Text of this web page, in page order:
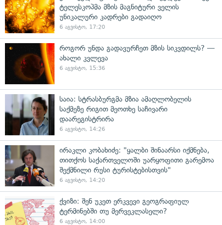
ტელესკოპმა მზის მაგნიტური ველის
უნიკალური კადრები გადაიღო
6 აგვისტო, 17:20
როგორ უნდა გადავურჩეთ მზის სიკვდილს? —
ახალი კვლევა
6 აგვისტო, 15:36
საია: სტრასბურგმა მზია ამაღლობელის
საქმეზე რიგით მეოთხე საჩივარი
დაარეგისტრირა
6 აგვისტო, 14:26
ირაკლი კობახიძე: "ყალბი შინაარსი იქმნება,
თითქოს საქართველოში უარყოფითი გარემოა
შექმნილი რუსი ტურისტებისთვის"
6 აგვისტო, 14:20
ქვიზი: შენ უკეთ ერკვევი გეოგრაფიულ
ტერმინებში თუ მერვეკლასელი?
6 აგვისტო, 14:00